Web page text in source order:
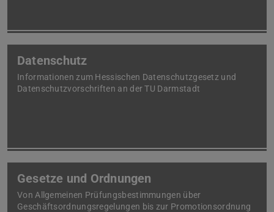
Datenschutz
Informationen zum Hessischen Datenschutzgesetz und
Datenschutzvorschriften an der TU Darmstadt
Gesetze und Ordnungen
Von Allgemeinen Prüfungsbestimmungen über
Geschäftsordnungsregelungen bis zur Promotionsordnung